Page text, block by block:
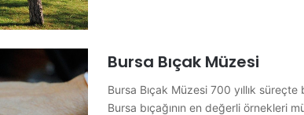
Bursa Bıçak Müzesi
Bursa Bıçak Müzesi 700 yıllık
Bursa bıçağının en değerli örnekleri